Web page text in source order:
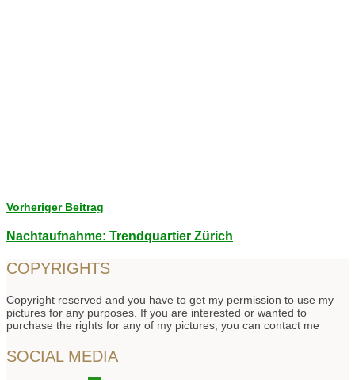
Vorheriger Beitrag
Nachtaufnahme: Trendquartier Zürich
COPYRIGHTS
Copyright reserved and you have to get my permission to use my
pictures for any purposes. If you are interested or wanted to
purchase the rights for any of my pictures, you can contact me
SOCIAL MEDIA